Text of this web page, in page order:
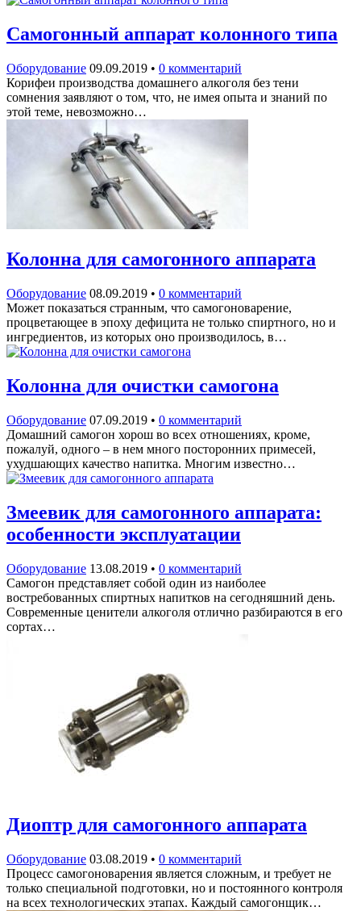
Самогонный аппарат колонного типа
Оборудование 09.09.2019 • 0 комментарий
Корифеи производства домашнего алкоголя без тени
сомнения заявляют о том, что, не имея опыта и знаний по
этой теме, невозможно…
Колонна для самогонного аппарата
Оборудование 08.09.2019 • 0 комментарий
Может показаться странным, что самогоноварение,
процветающее в эпоху дефицита не только спиртного, но и
ингредиентов, из которых оно производилось, в…
Колонна для очистки самогона
Оборудование 07.09.2019 • 0 комментарий
Домашний самогон хорош во всех отношениях, кроме,
пожалуй, одного – в нем много посторонних примесей,
ухудшающих качество напитка. Многим известно…
Змеевик для самогонного аппарата:
особенности эксплуатации
Оборудование 13.08.2019 • 0 комментарий
Самогон представляет собой один из наиболее
востребованных спиртных напитков на сегодняшний день.
Современные ценители алкоголя отлично разбираются в его
сортах…
Диоптр для самогонного аппарата
Оборудование 03.08.2019 • 0 комментарий
Процесс самогоноварения является сложным, и требует не
только специальной подготовки, но и постоянного контроля
на всех технологических этапах. Каждый самогонщик…